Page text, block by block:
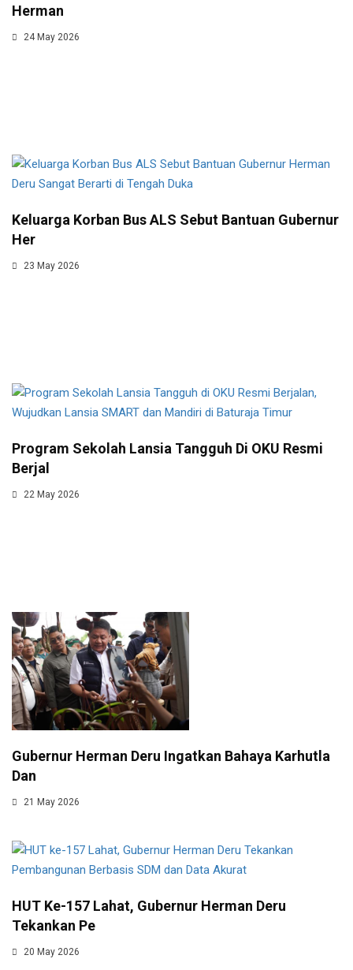
Herman
24 May 2026
Keluarga Korban Bus ALS Sebut Bantuan Gubernur
Her
23 May 2026
Program Sekolah Lansia Tangguh Di OKU Resmi
Berjal
22 May 2026
Gubernur Herman Deru Ingatkan Bahaya Karhutla
Dan
21 May 2026
HUT Ke-157 Lahat, Gubernur Herman Deru
Tekankan Pe
20 May 2026